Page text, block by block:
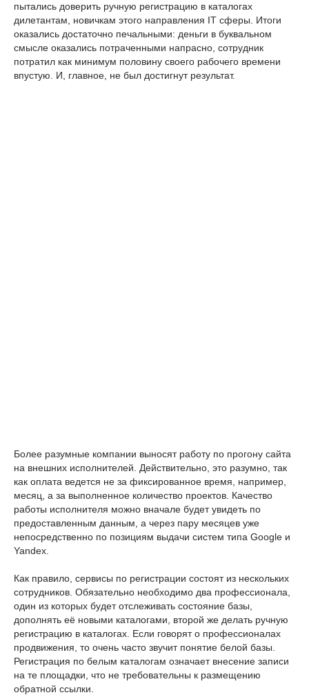
пытались доверить ручную регистрацию в каталогах
дилетантам, новичкам этого направления IT сферы. Итоги
оказались достаточно печальными: деньги в буквальном
смысле оказались потраченными напрасно, сотрудник
потратил как минимум половину своего рабочего времени
впустую. И, главное, не был достигнут результат.
Более разумные компании выносят работу по прогону сайта
на внешних исполнителей. Действительно, это разумно, так
как оплата ведется не за фиксированное время, например,
месяц, а за выполненное количество проектов. Качество
работы исполнителя можно вначале будет увидеть по
предоставленным данным, а через пару месяцев уже
непосредственно по позициям выдачи систем типа Google и
Yandex.
Как правило, сервисы по регистрации состоят из нескольких
сотрудников. Обязательно необходимо два профессионала,
один из которых будет отслеживать состояние базы,
дополнять её новыми каталогами, второй же делать ручную
регистрацию в каталогах. Если говорят о профессионалах
продвижения, то очень часто звучит понятие белой базы.
Регистрация по белым каталогам означает внесение записи
на те площадки, что не требовательны к размещению
обратной ссылки.